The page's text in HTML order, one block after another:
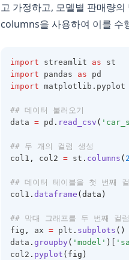
고 가정하고, 모델별 판매량
columns을 사용하여 이를 수
import streamlit as st
import pandas as pd
import matplotlib . pyplot
## 데이터 불러오기
data = pd . read_csv (
## 두 개의 컬럼 생성
col1 , col2 = st . columns ( 2
## 데이터 테이블을 첫 번째 컬
col1 . dataframe (data)
## 막대 그래프를 두 번째 컬럼
fig , ax = plt . subplots ()
data . groupby ( 'model' )
col2 . pyplot (fig)